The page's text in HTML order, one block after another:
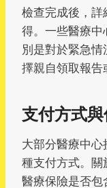
檢查完成後，詳
得。一些醫療
別是對於緊急
擇親自領取報告
支付方式
大部分醫療中
種支付方式。關
醫療保險是否